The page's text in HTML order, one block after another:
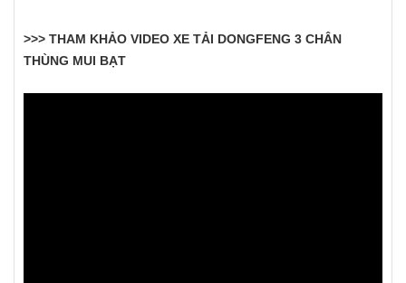
>>> THAM KHẢO VIDEO XE TẢI DONGFENG 3 CHÂN
THÙNG MUI BẠT